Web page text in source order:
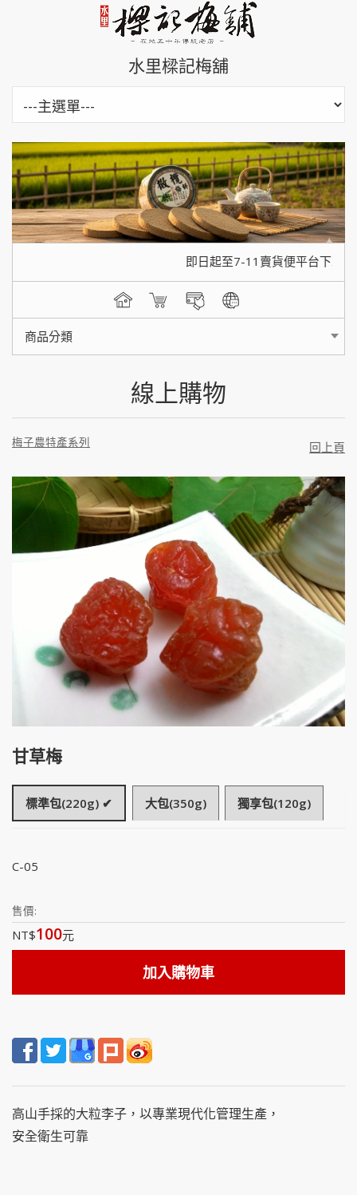
水里樑記梅舖
即日起至7-11賣貨便平台下單
商品分類
線上購物
梅子農特產系列 回上頁
甘草梅
標準包(220g) ✔ 大包(350g) 獨享包(120g)
C-05
售價:
NT$100元
高山手採的大粒李子，以專業現代化管理生產，
安全衛生可靠